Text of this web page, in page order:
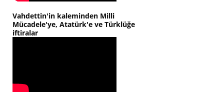
Vahdettin'in kaleminden Milli
Mücadele'ye, Atatürk'e ve Türklüğe
iftiralar